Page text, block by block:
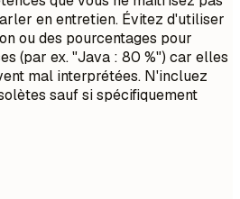
en entretien. Évitez d'utiliser
ou des pourcentages pour
(par ex. "Java : 80 %") car elles
mal interprétées. N'incluez
sauf si spécifiquement